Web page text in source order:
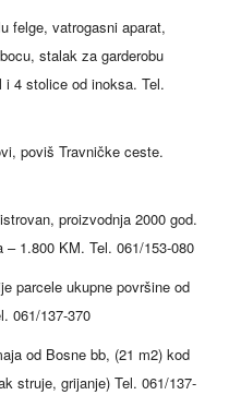
felge, vatrogasni aparat,
stalak za garderobu
4 stolice od inoksa. Tel.
poviš Travničke ceste.
proizvodnja 2000 god.
1.800 KM. Tel. 061/153-080
parcele ukupne površine od
061/137-370
od Bosne bb, (21 m2) kod
struje, grijanje) Tel. 061/137-